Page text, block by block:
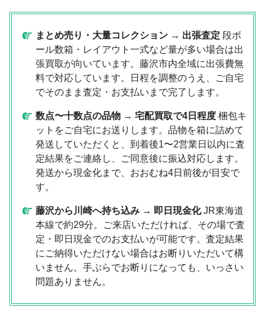
まとめ売り・大量コレクション → 出張査定 段ボ
ール数箱・レイアウト一式など量が多い場合は出
張買取が向いています。藤沢市内全域に出張費無
料で対応しています。日程を調整のうえ、ご自宅
でそのまま査定・お支払いまで完了します。
数点〜十数点の品物 → 宅配買取で4日程度 梱包キ
ットをご自宅にお送りします。品物を箱に詰めて
発送していただくと、到着後1〜2営業日以内に査
定結果をご連絡し、ご同意後に振込対応します。
発送から現金化まで、おおむね4日前後が目安で
す。
藤沢から川崎へ持ち込み → 即日現金化JR東海道
本線で約29分。ご来店いただければ、その場で査
定・即日現金でのお支払いが可能です。査定結果
にご納得いただけない場合はお断りいただいて構
いません。手ぶらでお断りになっても、いっさい
問題ありません。